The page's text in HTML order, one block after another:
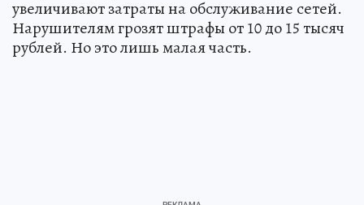
увеличивают затраты на обслуживание сетей.
Нарушителям грозят штрафы от 10 до 15 тысяч
рублей. Но это лишь малая часть.